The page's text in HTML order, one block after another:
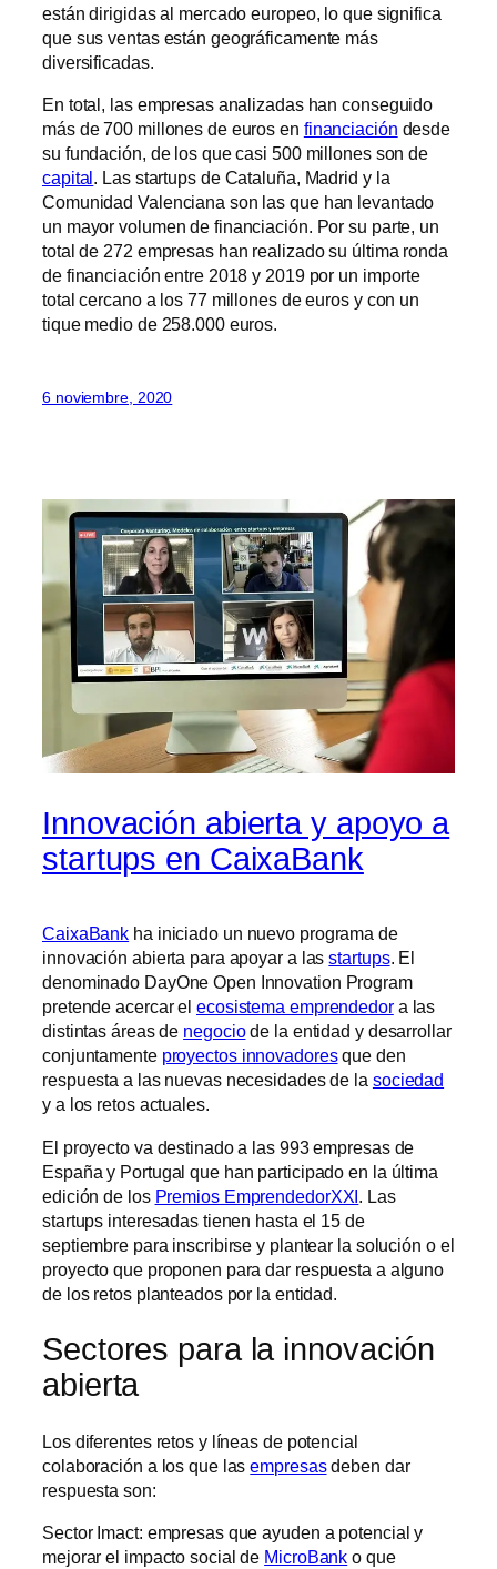
están dirigidas al mercado europeo, lo que significa
que sus ventas están geográficamente más
diversificadas.
En total, las empresas analizadas han conseguido
más de 700 millones de euros en financiación desde
su fundación, de los que casi 500 millones son de
capital. Las startups de Cataluña, Madrid y la
Comunidad Valenciana son las que han levantado
un mayor volumen de financiación. Por su parte, un
total de 272 empresas han realizado su última ronda
de financiación entre 2018 y 2019 por un importe
total cercano a los 77 millones de euros y con un
tique medio de 258.000 euros.
6 noviembre, 2020
Innovación abierta y apoyo a
startups en CaixaBank
CaixaBank ha iniciado un nuevo programa de
innovación abierta para apoyar a lasstartups. El
denominado DayOne Open Innovation Program
pretende acercar el ecosistema emprendedora las
distintas áreas de negociode la entidad y desarrollar
conjuntamente proyectos innovadoresque den
respuesta a las nuevas necesidades de la sociedad
y a los retos actuales.
El proyecto va destinado a las 993 empresas de
España y Portugal que han participado en la última
edición de los Premios EmprendedorXXI . Las
startups interesadas tienen hasta el 15 de
septiembre para inscribirse y plantear la solución o el
proyecto que proponen para dar respuesta a alguno
de los retos planteados por la entidad.
Sectores para la innovación
abierta
Los diferentes retos y líneas de potencial
colaboración a los que lasempresasdeben dar
respuesta son:
Sector Imact: empresas que ayuden a potencial y
mejorar el impacto social de MicroBank o que